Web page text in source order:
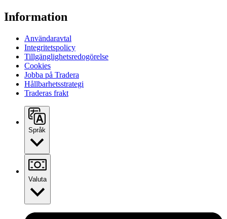
Information
Användaravtal
Integritetspolicy
Tillgänglighetsredogörelse
Cookies
Jobba på Tradera
Hållbarhetsstrategi
Traderas frakt
Språk
Valuta